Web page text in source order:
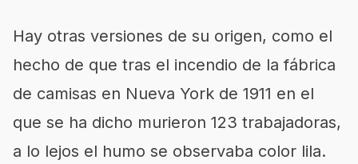
Hay otras versiones de su origen, como el
hecho de que tras el incendio de la fábrica
de camisas en Nueva York de 1911 en el
que se ha dicho murieron 123 trabajadoras,
a lo lejos el humo se observaba color lila.